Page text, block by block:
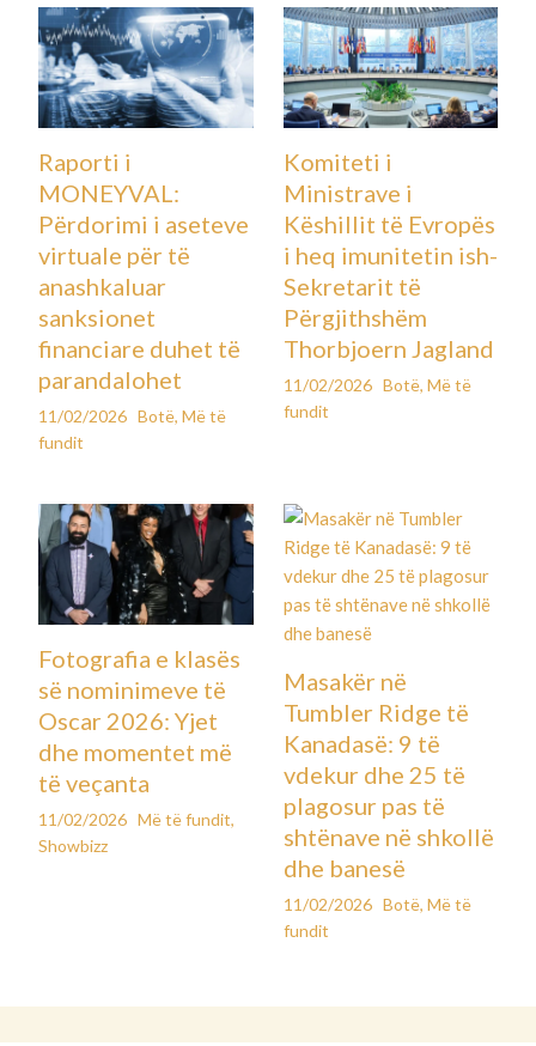
Raporti i
MONEYVAL:
Përdorimi i aseteve
virtuale për të
anashkaluar
sanksionet
financiare duhet të
parandalohet
11/02/2026 Botë,Më të
fundit
Komiteti i
Ministrave i
Këshillit të Evropës
i heq imunitetin ish-
Sekretarit të
Përgjithshëm
Thorbjoern Jagland
11/02/2026 Botë, Më të
fundit
Fotografia e klasës
së nominimeve të
Oscar 2026: Yjet
dhe momentet më
të veçanta
11/02/2026 Më të fundit,
Showbizz
Masakër në
Tumbler Ridge të
Kanadasë: 9 të
vdekur dhe 25 të
plagosur pas të
shtënave në shkollë
dhe banesë
11/02/2026 Botë, Më të
fundit